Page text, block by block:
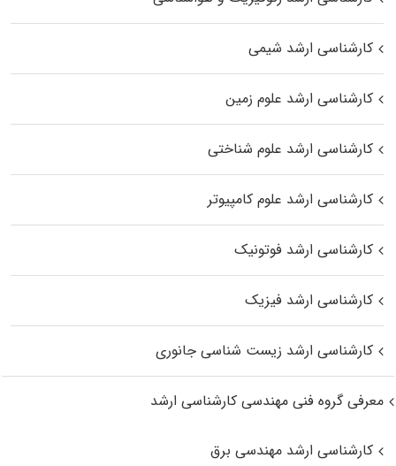
کارشناسی ارشد شیمی
کارشناسی ارشد علوم زمین
کارشناسی ارشد علوم شناختی
کارشناسی ارشد علوم کامپیوتر
کارشناسی ارشد فوتونیک
کارشناسی ارشد فیزیک
کارشناسی ارشد زیست‌ شناسی جانوری
معرفی گروه فنی مهندسی کارشناسی ارشد
کارشناسی ارشد مهندسی برق